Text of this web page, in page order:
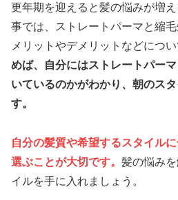
更年期を迎えると髪の悩みが増
事では、ストレートパーマと縮
メリットやデメリットなどについ
めば、自分にはストレートパー
いているのかがわかり、朝のス
す。
自分の髪質や希望するスタイル
選ぶことが大切です。 髪の悩み
イルを手に入れましょう。